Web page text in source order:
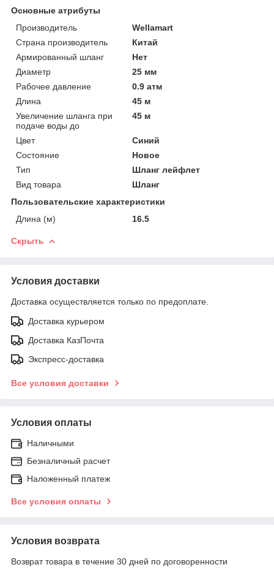
Основные атрибуты
Производитель
Wellamart
Страна производитель
Китай
Армированный шланг
Нет
Диаметр
25 мм
Рабочее давление
0.9 атм
Длина
45 м
Увеличение шланга при
подаче воды до
45 м
Цвет
Синий
Состояние
Новое
Тип
Шланг лейфлет
Вид товара
Шланг
Пользовательские характеристики
Длина (м)
16.5
Скрыть
Условия доставки
Доставка осуществляется только по предоплате.
Доставка курьером
Доставка КазПочта
Экспресс-доставка
Все условия доставки
Условия оплаты
Наличными
Безналичный расчет
Наложенный платеж
Все условия оплаты
Условия возврата
Возврат товара в течение 30 дней по договоренности